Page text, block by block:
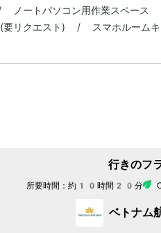
ートパソコン用作業スペー
クエスト) / スマホルーム
行きのフ
所要時間： 約10時間20分
ベトナム